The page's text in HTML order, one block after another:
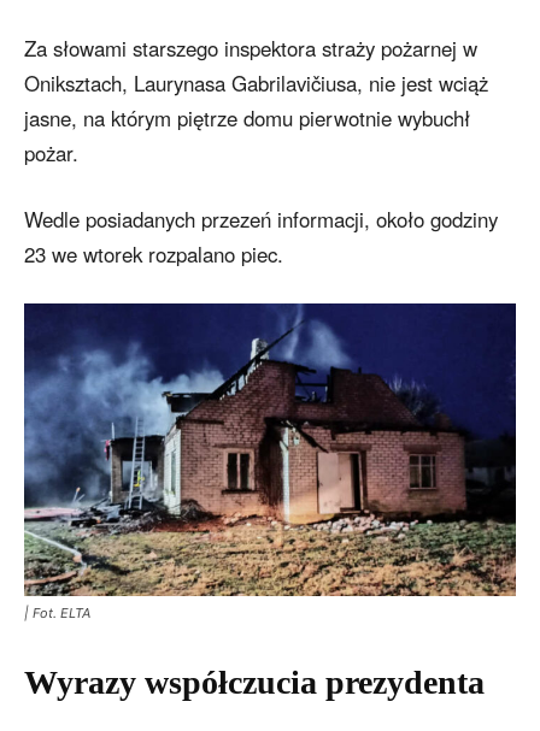
Za słowami starszego inspektora straży pożarnej w
Oniksztach, Laurynasa Gabrilavičiusa, nie jest wciąż
jasne, na którym piętrze domu pierwotnie wybuchł
pożar.
Wedle posiadanych przezeń informacji, około godziny
23 we wtorek rozpalano piec.
| Fot. ELTA
Wyrazy współczucia prezydenta